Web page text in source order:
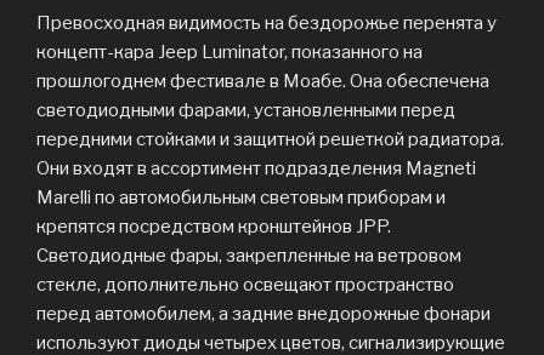
Превосходная видимость на бездорожье перенята у
концепт-кара Jeep Luminator, показанного на
прошлогоднем фестивале в Моабе. Она обеспечена
светодиодными фарами, установленными перед
передними стойками и защитной решеткой радиатора.
Они входят в ассортимент подразделения Magneti
Marelli по автомобильным световым приборам и
крепятся посредством кронштейнов JPP.
Светодиодные фары, закрепленные на ветровом
стекле, дополнительно освещают пространство
перед автомобилем, а задние внедорожные фонари
используют диоды четырех цветов, сигнализирующие